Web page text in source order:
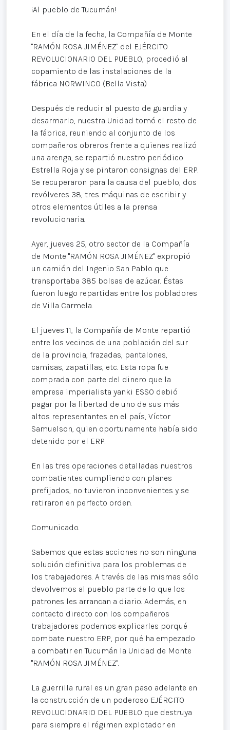
¡Al pueblo de Tucumán!
En el día de la fecha, la Compañía de Monte
"RAMÓN ROSA JIMÉNEZ" del EJÉRCITO
REVOLUCIONARIO DEL PUEBLO, procedió al
copamiento de las instalaciones de la
fábrica NORWINCO (Bella Vista)
Después de reducir al puesto de guardia y
desarmarlo, nuestra Unidad tomó el resto de
la fábrica, reuniendo al conjunto de los
compañeros obreros frente a quienes realizó
una arenga, se repartió nuestro periódico
Estrella Roja y se pintaron consignas del ERP.
Se recuperaron para la causa del pueblo, dos
revólveres 38, tres máquinas de escribir y
otros elementos útiles a la prensa
revolucionaria.
Ayer, jueves 25, otro sector de la Compañía
de Monte "RAMÓN ROSA JIMÉNEZ" expropió
un camión del Ingenio San Pablo que
transportaba 385 bolsas de azúcar. Éstas
fueron luego repartidas entre los pobladores
de Villa Carmela.
El jueves 11, la Compañía de Monte repartió
entre los vecinos de una población del sur
de la provincia, frazadas, pantalones,
camisas, zapatillas, etc. Esta ropa fue
comprada con parte del dinero que la
empresa imperialista yanki ESSO debió
pagar por la libertad de uno de sus más
altos representantes en el país, Víctor
Samuelson, quien oportunamente había sido
detenido por el ERP.
En las tres operaciones detalladas nuestros
combatientes cumpliendo con planes
prefijados, no tuvieron inconvenientes y se
retiraron en perfecto orden.
Comunicado.
Sabemos que estas acciones no son ninguna
solución definitiva para los problemas de
los trabajadores. A través de las mismas sólo
devolvemos al pueblo parte de lo que los
patrones les arrancan a diario. Además, en
contacto directo con los compañeros
trabajadores podemos explicarles porqué
combate nuestro ERP, por qué ha empezado
a combatir en Tucumán la Unidad de Monte
"RAMÓN ROSA JIMÉNEZ".
La guerrilla rural es un gran paso adelante en
la construcción de un poderoso EJÉRCITO
REVOLUCIONARIO DEL PUEBLO que destruya
para siempre el régimen explotador en